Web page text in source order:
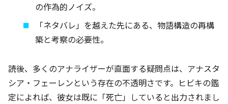
の作為的ノイズ。
「ネタバレ」を越えた先にある、物語構造の再構
築と考察の必要性。
読後、多くのアナライザーが直面する疑問点は、アナスタ
シア・フェーレンという存在の不透明さです。ヒビキの鑑
定によれば、彼女は既に「死亡」していると出力されまし